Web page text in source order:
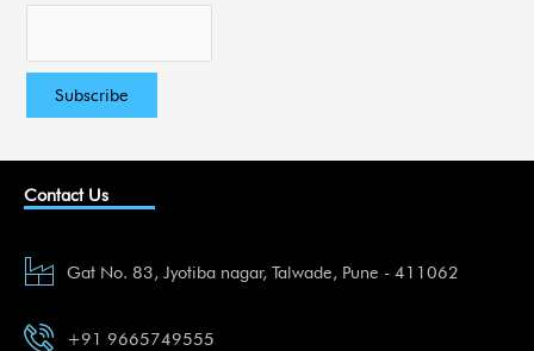
Contact Us
Gat No. 83, Jyotiba nagar, Talwade, Pune - 411062
+91 9665749555